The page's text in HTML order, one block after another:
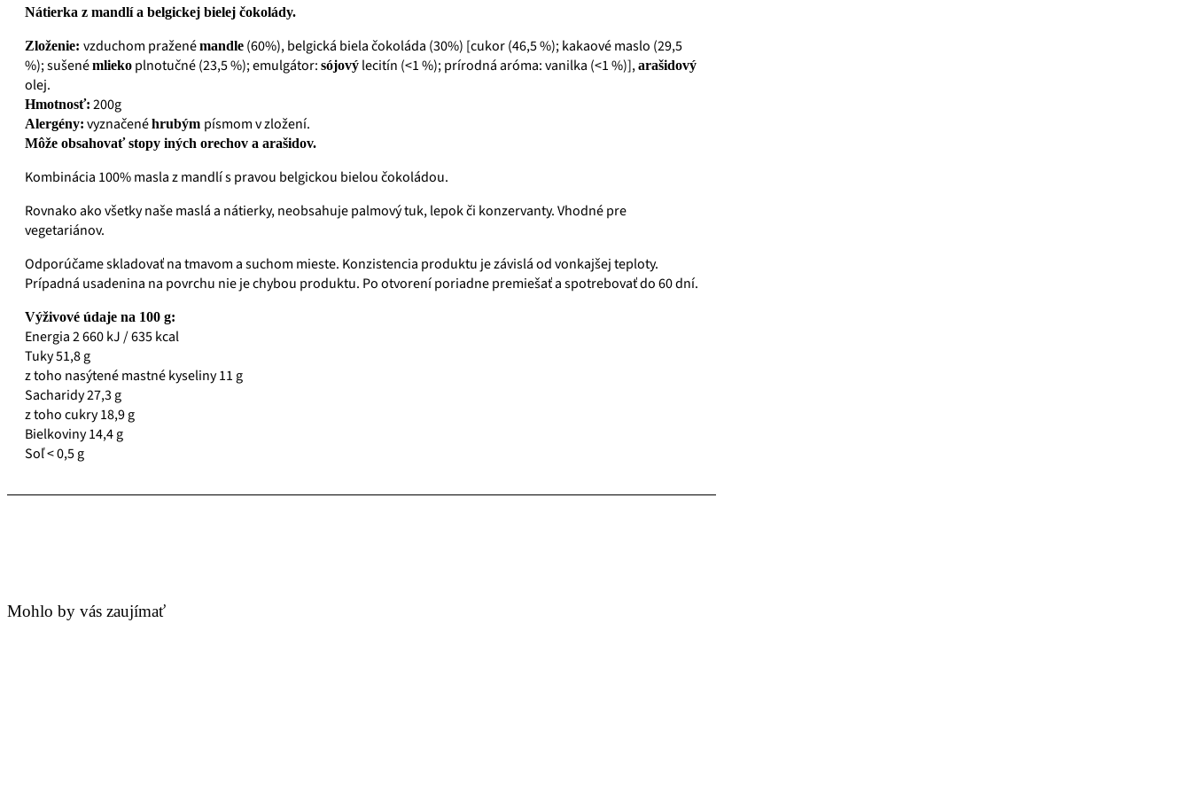
Nátierka z mandlí a belgickej bielej čokolády.
Zloženie: vzduchom praženémandle (60%), belgická biela čokoláda (30%) [cukor (46,5 %); kakaové maslo (29,5
%); sušenémlieko plnotučné (23,5 %); emulgátor: sójový lecitín (<1 %); prírodná aróma: vanilka (<1 %)],arašidový
olej.
Hmotnosť: 200g
Alergény: vyznačenéhrubým písmom v zložení.
Môže obsahovať stopy iných orechov a arašidov.
Kombinácia 100% masla z mandlí s pravou belgickou bielou čokoládou.
Rovnako ako všetky naše maslá a nátierky, neobsahuje palmový tuk, lepok či konzervanty. Vhodné pre
vegetariánov.
Odporúčame skladovať na tmavom a suchom mieste. Konzistencia produktu je závislá od vonkajšej teploty.
Prípadná usadenina na povrchu nie je chybou produktu. Po otvorení poriadne premiešať a spotrebovať do 60 dní.
Výživové údaje na 100 g:
Energia 2 660 kJ / 635 kcal
Tuky 51,8 g
z toho nasýtené mastné kyseliny 11 g
Sacharidy 27,3 g
z toho cukry 18,9 g
Bielkoviny 14,4 g
Soľ < 0,5 g
Mohlo by vás zaujímať